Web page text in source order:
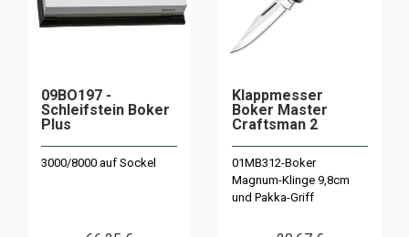
09BO197 -
Schleifstein Boker
Plus
3000/8000 auf Sockel
Klappmesser
Boker Master
Craftsman 2
01MB312-Boker
Magnum-Klinge 9,8cm
und Pakka-Griff